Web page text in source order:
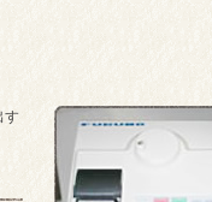
す